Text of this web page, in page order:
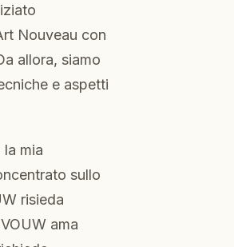
Nouveau con
allora, siamo
e aspetti
mia
sullo
risieda
ama